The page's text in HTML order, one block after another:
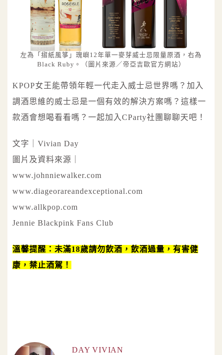
左為「摺紙風箏」瑰嶼12年單一麥芽威士忌限量原酒，右為
Black Ruby。（圖片來源／帝亞吉歐官方網站）
KPOP女王能帶領年輕一代走入威士忌世界嗎？加入
調酒思維的威士忌是一個有效的解決方案嗎？這樣一
款酒會想喝看看嗎？一起加入CParty社團聊聊天吧！
文字｜Vivian Day
圖片及資料來源｜
www.johnniewalker.com
www.diageorareandexceptional.com
www.allkpop.com
Jennie Blackpink Fans Club
溫馨提醒：未滿18歲請勿飲酒，飲酒過量，有害健
康，禁止酒駕！
DAY VIVIAN